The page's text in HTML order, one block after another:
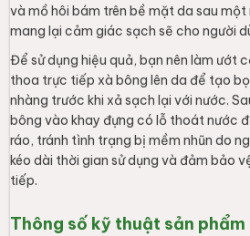
và mồ hôi bám trên bề mặt da sau
mang lại cảm giác sạch sẽ cho người
Để sử dụng hiệu quả, bạn nên làm ướt
thoa trực tiếp xà bông lên da để tạo
nhàng trước khi xả sạch lại với nước.
bông vào khay đựng có lỗ thoát nước
ráo, tránh tình trạng bị mềm nhũn do
kéo dài thời gian sử dụng và đảm bảo
tiếp.
Thông số kỹ thuật sản phẩm